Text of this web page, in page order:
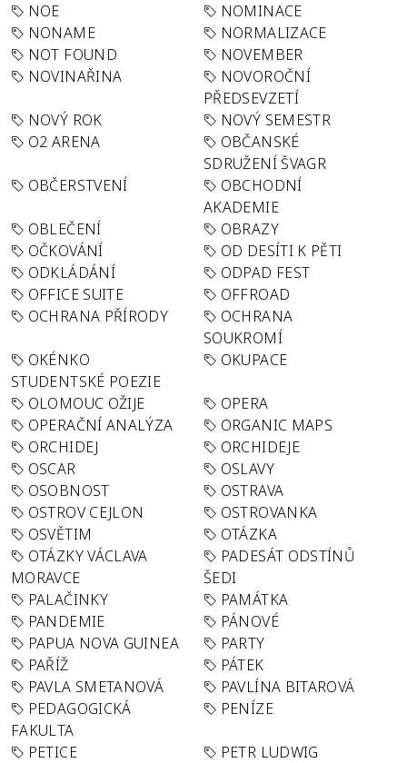
NOE
NOMINACE
NONAME
NORMALIZACE
NOT FOUND
NOVEMBER
NOVINAŘINA
NOVOROČNÍ
PŘEDSEVZETÍ
NOVÝ ROK
NOVÝ SEMESTR
O2 ARENA
OBČANSKÉ
SDRUŽENÍ ŠVAGR
OBČERSTVENÍ
OBCHODNÍ
AKADEMIE
OBLEČENÍ
OBRAZY
OČKOVÁNÍ
OD DESÍTI K PĚTI
ODKLÁDÁNÍ
ODPAD FEST
OFFICE SUITE
OFFROAD
OCHRANA PŘÍRODY
OCHRANA
SOUKROMÍ
OKÉNKO
STUDENTSKÉ POEZIE
OKUPACE
OLOMOUC OŽIJE
OPERA
OPERAČNÍ ANALÝZA
ORGANIC MAPS
ORCHIDEJ
ORCHIDEJE
OSCAR
OSLAVY
OSOBNOST
OSTRAVA
OSTROV CEJLON
OSTROVANKA
OSVĚTIM
OTÁZKA
OTÁZKY VÁCLAVA
MORAVCE
PADESÁT ODSTÍNŮ
ŠEDI
PALAČINKY
PAMÁTKA
PANDEMIE
PÁNOVÉ
PAPUA NOVA GUINEA
PARTY
PAŘÍŽ
PÁTEK
PAVLA SMETANOVÁ
PAVLÍNA BITAROVÁ
PEDAGOGICKÁ
FAKULTA
PENÍZE
PETICE
PETR LUDWIG